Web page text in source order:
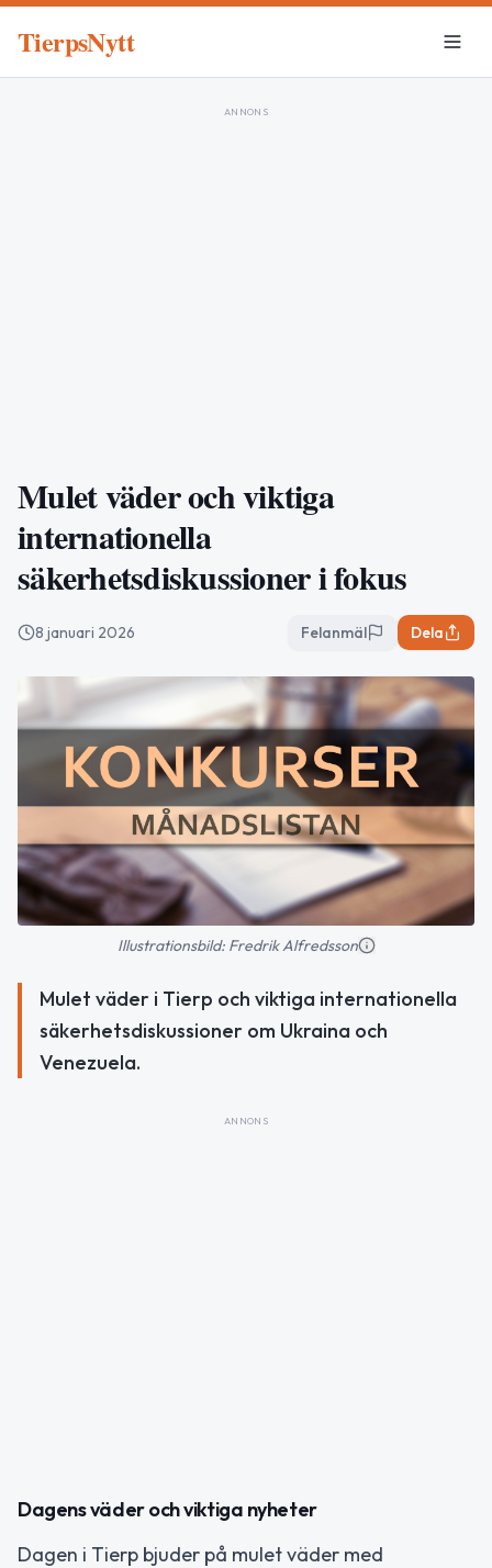
TierpsNytt
ANNONS
Mulet väder och viktiga
internationella
säkerhetsdiskussioner i fokus
8 januari 2026 Felanmäl Dela
Illustrationsbild: Fredrik Alfredsson
Mulet väder i Tierp och viktiga internationella
säkerhetsdiskussioner om Ukraina och
Venezuela.
ANNONS
Dagens väder och viktiga nyheter
Dagen i Tierp bjuder på mulet väder med